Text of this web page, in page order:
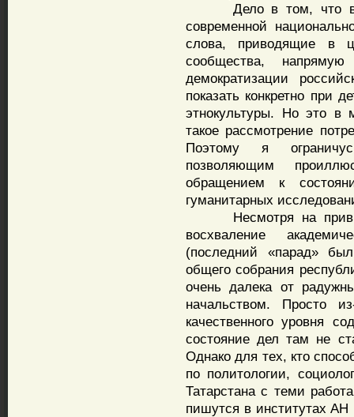
Дело в том, что все
современной
слова, приводящие в
сообщества,
демократизации
показать конкретно при
этнокультуры. Но это в
такое рассмотрение
Поэтому я
позволяющим
обращением к
гуманитарных
Несмотря на
восхваление
(последний «парад»
общего собрания
очень далека от
начальством. Просто
качественного уровня
состояние дел там не
Однако для тех, кто
по политологии,
Татарстана с теми
пишутся в институтах АН